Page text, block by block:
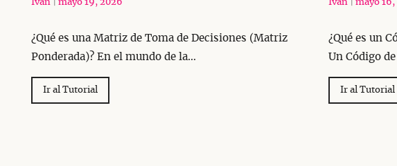
Ivan mayo 19, 2026
¿Qué es una Matriz de Toma de Decisiones (Matriz
Ponderada)? En el mundo de la…
Ir al Tutorial
Ivan mayo 16,
¿Qué es un
Un Código
Ir al Tutorial